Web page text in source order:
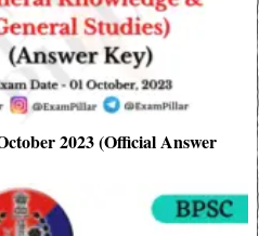
2023 (Official Answer